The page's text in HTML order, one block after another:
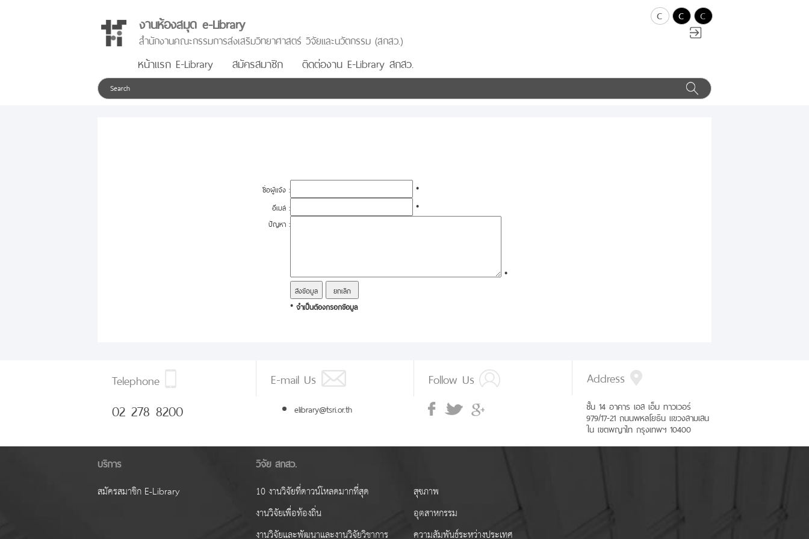
งานห้องสมุด e-Library
สำนักงานคณะกรรมการส่งเสริมวิทยาศาสตร์ วิจัยและนวัตกรรม (สกสว.)
หน้าแรก E-Library สมัครสมาชิก ติดต่องาน E-Library สกสว.
c c c
ชื่อผู้แจ้ง :
*
อีเมล์ :
*
ปัญหา :
*
* จำเป็นต้องกรอกข้อมูล
Telephone
02 278 8200
E-mail Us
elibrary@tsri.or.th
Follow Us Address
ชั้น 14 อาคาร เอส เอ็ม ทาวเวอร์
979/17-21 ถนนพหลโยธิน แขวงสามเสน
ใน เขตพญาไท กรุงเทพฯ 10400
บริการ
สมัครสมาชิก E-Library
วิจัย สกสว.
10 งานวิจัยที่ดาวน์โหลดมากที่สุด
งานวิจัยเพื่อท้องถิ่น
งานวิจัยและพัฒนาและงานวิจัยวิชาการ
สุขภาพ
อุตสาหกรรม
ความสัมพันธ์ระหว่างประเทศ